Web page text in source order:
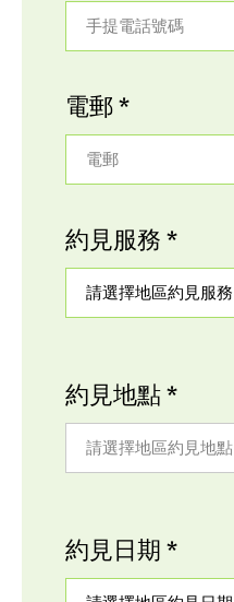
手提電話號碼
電郵 *
電郵
約見服務 *
請選擇地區約見服務
約見地點 *
請選擇地區約見地點
約見日期 *